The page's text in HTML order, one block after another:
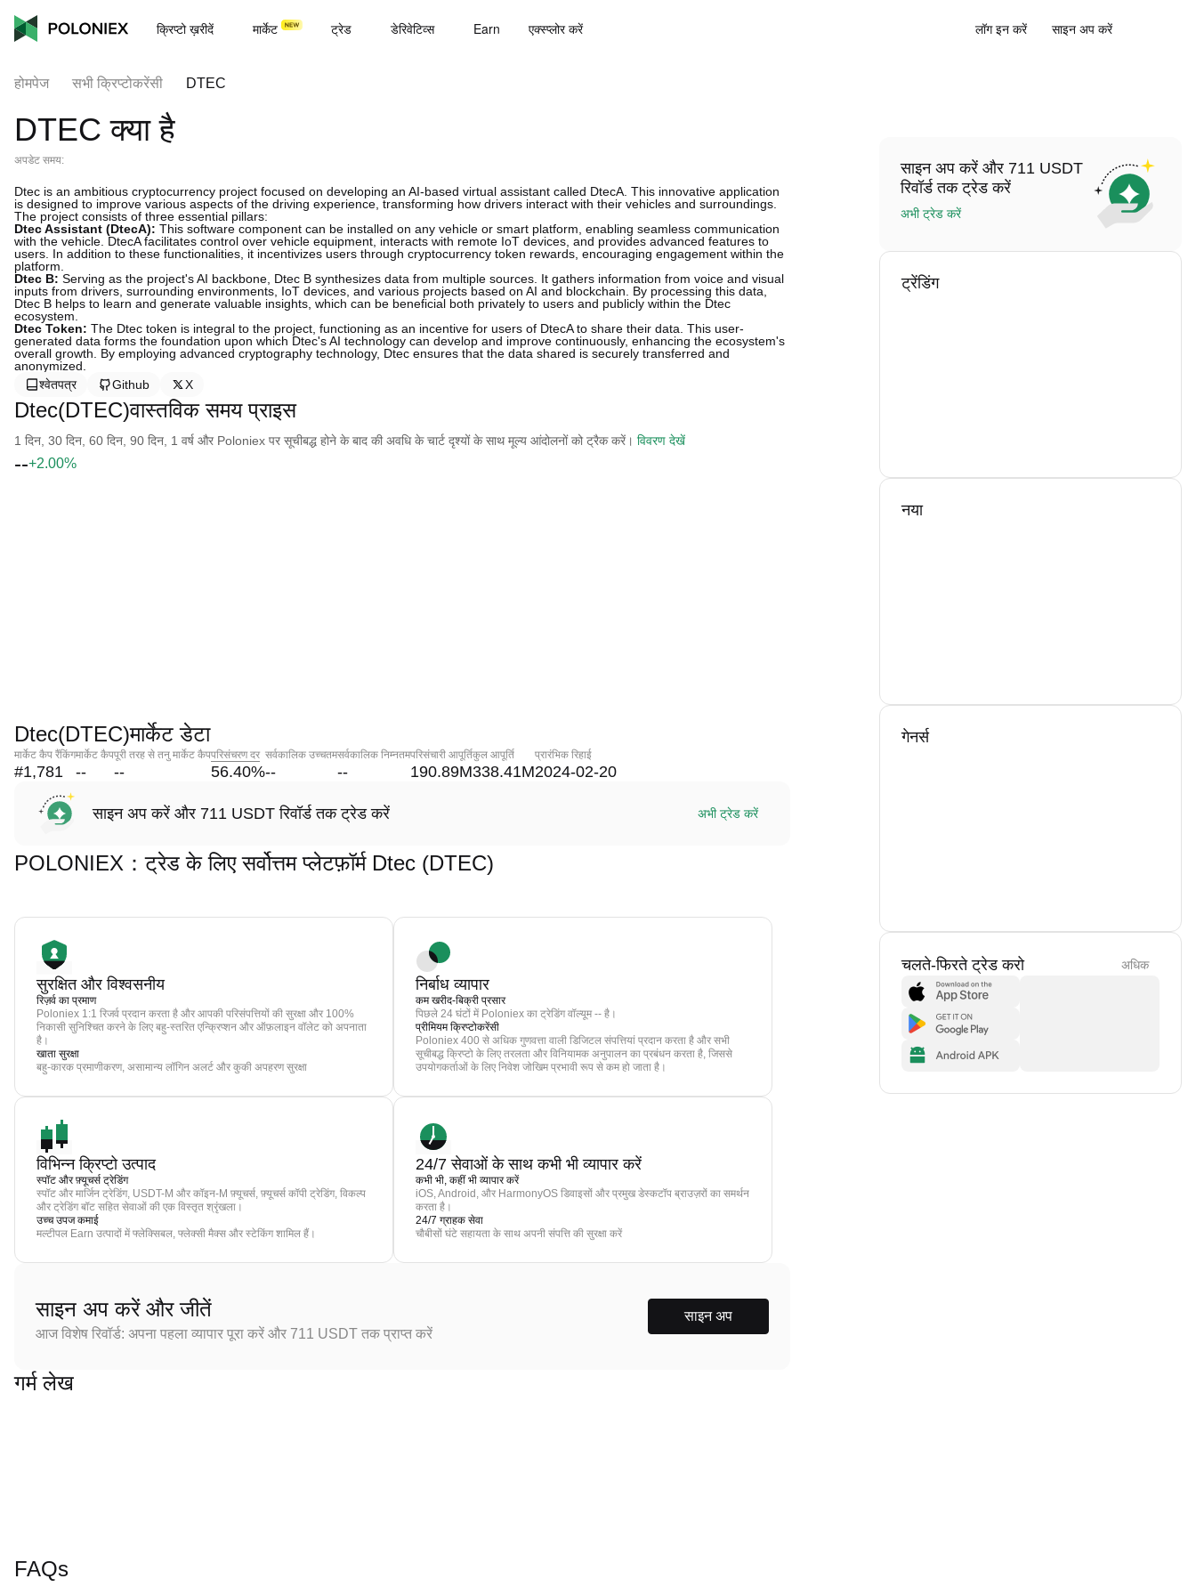
क्रिप्टो ख़रीदें मार्केट ट्रेड डेरिवेटिव्स Earn एक्स्प्लोर करें लॉग इन करें साइन अप करें
होमपेज सभी क्रिप्टोकरेंसी DTEC
DTEC क्या है
अपडेट समय:
Dtec is an ambitious cryptocurrency project focused on developing an AI-based virtual assistant called DtecA. This innovative application
is designed to improve various aspects of the driving experience, transforming how drivers interact with their vehicles and surroundings.
The project consists of three essential pillars:
Dtec Assistant (DtecA): This software component can be installed on any vehicle or smart platform, enabling seamless communication
with the vehicle. DtecA facilitates control over vehicle equipment, interacts with remote IoT devices, and provides advanced features to
users. In addition to these functionalities, it incentivizes users through cryptocurrency token rewards, encouraging engagement within the
platform.
Dtec B: Serving as the project's AI backbone, Dtec B synthesizes data from multiple sources. It gathers information from voice and visual
inputs from drivers, surrounding environments, IoT devices, and various projects based on AI and blockchain. By processing this data,
Dtec B helps to learn and generate valuable insights, which can be beneficial both privately to users and publicly within the Dtec
ecosystem.
Dtec Token: The Dtec token is integral to the project, functioning as an incentive for users of DtecA to share their data. This user-
generated data forms the foundation upon which Dtec's AI technology can develop and improve continuously, enhancing the ecosystem's
overall growth. By employing advanced cryptography technology, Dtec ensures that the data shared is securely transferred and
anonymized.
श्वेतपत्र
Github X
Dtec(DTEC)वास्तविक समय प्राइस
1 दिन, 30 दिन, 60 दिन, 90 दिन, 1 वर्ष और Poloniex पर सूचीबद्ध होने के बाद की अवधि के चार्ट दृश्यों के साथ मूल्य आंदोलनों को ट्रैक करें। विवरण देखें
--+2.00%
Dtec(DTEC)मार्केट डेटा
मार्केट कैप रैंकिंग
#1,781
मार्केट कैप
--
पूरी तरह से तनु मार्केट कैप
--
परिसंचरण दर
56.40%
सर्वकालिक उच्चतम
--
सर्वकालिक निम्नतम
--
परिसंचारी आपूर्ति
190.89M
कुल आपूर्ति
338.41M
प्रारंभिक रिहाई
2024-02-20
साइन अप करें और 711 USDT रिवॉर्ड तक ट्रेड करें अभी ट्रेड करें
POLONIEX：ट्रेड के लिए सर्वोत्तम प्लेटफ़ॉर्म Dtec (DTEC)
सुरक्षित और विश्वसनीय
रिज़र्व का प्रमाण
Poloniex 1:1 रिजर्व प्रदान करता है और आपकी परिसंपत्तियों की सुरक्षा और 100%
निकासी सुनिश्चित करने के लिए बहु-स्तरित एन्क्रिप्शन और ऑफ़लाइन वॉलेट को अपनाता
है।
खाता सुरक्षा
बहु-कारक प्रमाणीकरण, असामान्य लॉगिन अलर्ट और कुकी अपहरण सुरक्षा
निर्बाध व्यापार
कम खरीद-बिक्री प्रसार
पिछले 24 घंटों में Poloniex का ट्रेडिंग वॉल्यूम -- है।
प्रीमियम क्रिप्टोकरेंसी
Poloniex 400 से अधिक गुणवत्ता वाली डिजिटल संपत्तियां प्रदान करता है और सभी
सूचीबद्ध क्रिप्टो के लिए तरलता और विनियामक अनुपालन का प्रबंधन करता है, जिससे
उपयोगकर्ताओं के लिए निवेश जोखिम प्रभावी रूप से कम हो जाता है।
विभिन्न क्रिप्टो उत्पाद
स्पॉट और फ़्यूचर्स ट्रेडिंग
स्पॉट और मार्जिन ट्रेडिंग, USDT-M और कॉइन-M फ़्यूचर्स, फ़्यूचर्स कॉपी ट्रेडिंग, विकल्प
और ट्रेडिंग बॉट सहित सेवाओं की एक विस्तृत श्रृंखला।
उच्च उपज कमाई
मल्टीपल Earn उत्पादों में फ्लेक्सिबल, फ्लेक्सी मैक्स और स्टेकिंग शामिल हैं।
24/7 सेवाओं के साथ कभी भी व्यापार करें
कभी भी, कहीं भी व्यापार करें
iOS, Android, और HarmonyOS डिवाइसों और प्रमुख डेस्कटॉप ब्राउज़रों का समर्थन
करता है।
24/7 ग्राहक सेवा
चौबीसों घंटे सहायता के साथ अपनी संपत्ति की सुरक्षा करें
साइन अप करें और जीतें
आज विशेष रिवॉर्ड: अपना पहला व्यापार पूरा करें और 711 USDT तक प्राप्त करें
साइन अप
गर्म लेख
FAQs
साइन अप करें और 711 USDT
रिवॉर्ड तक ट्रेड करें
अभी ट्रेड करें
ट्रेंडिंग
नया
गेनर्स
चलते-फिरते ट्रेड करो अधिक